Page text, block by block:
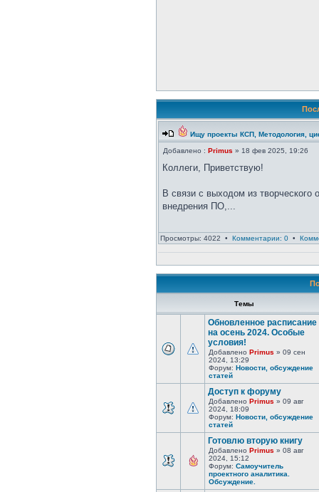
Ищу проекты КСП, Методология,
Добавлено : Primus » 18 фев 2025, 19:26
Коллеги, Приветствую!
В связи с выходом из
внедрения ПО,...
Просмотры: 4022 • Комментарии: 0 •
Темы
Обновленное расписание
на осень 2024. Особые
условия!
Добавлено Primus » 09 сен
2024, 13:29
Форум: Новости, обсуждение
статей
Доступ к форуму
Добавлено Primus » 09 авг
2024, 18:09
Форум: Новости, обсуждение
статей
Готовлю вторую книгу
Добавлено Primus » 08 авг
2024, 15:12
Форум: Самоучитель
проектного аналитика.
Обсуждение.